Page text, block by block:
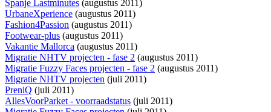
Spanje Lastminutes (augustus 2011)
UrbaneXperience (augustus 2011)
Fashion4Passion (augustus 2011)
Footwear-plus (augustus 2011)
Vakantie Mallorca (augustus 2011)
Migratie NHTV projecten - fase 2 (augustus 2011)
Migratie Fuzzy Faces projecten - fase 2 (augustus 2011)
Migratie NHTV projecten (juli 2011)
PreniQ (juli 2011)
AllesVoorParket - voorraadstatus (juli 2011)